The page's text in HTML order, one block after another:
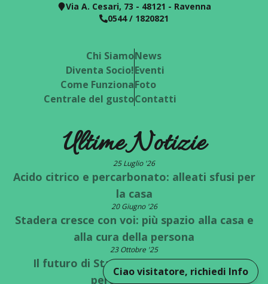
Ciao visitatore, richiedi Info
Via A. Cesari, 73 - 48121 - Ravenna
0544 / 1820821
Chi Siamo
Diventa Socio!
Come Funziona
Centrale del gusto
News
Eventi
Foto
Contatti
Ultime Notizie
25 Luglio '26
Acido citrico e percarbonato: alleati sfusi per
la casa
20 Giugno '26
Stadera cresce con voi: più spazio alla casa e
alla cura della persona
23 Ottobre '25
Il futuro di Stadera è a un bivio: quale
percorso scegli?